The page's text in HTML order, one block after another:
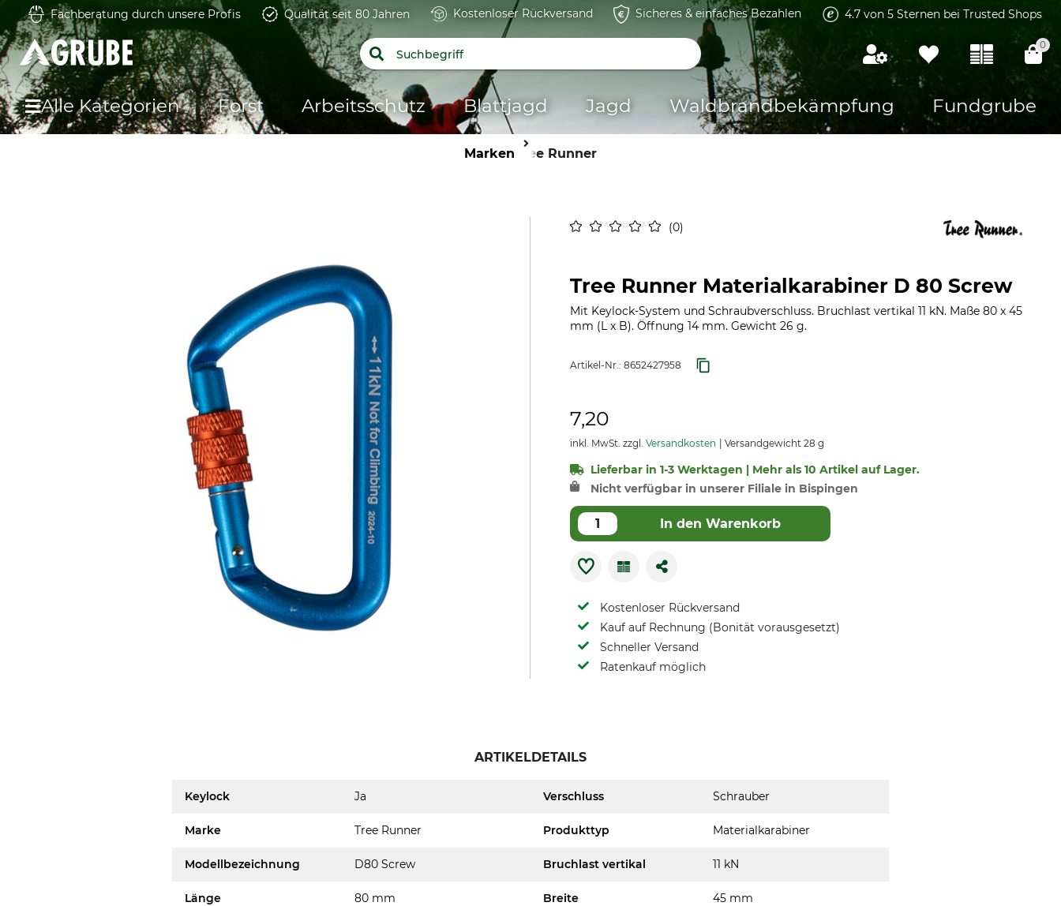
Fachberatung durch unsere Profis Qualität seit 80 Jahren Kostenloser Rückversand Sicheres & einfaches Bezahlen 4.7 von 5 Sternen bei Trusted Shops
0
Alle Kategorien Forst Arbeitsschutz Blattjagd Jagd Waldbrandbekämpfung Fundgrube
Marken Tree Runner
0
Tree Runner Materialkarabiner D 80 Screw
Mit Keylock-System und Schraubverschluss. Bruchlast vertikal 11 kN. Maße 80 x 45
mm (L x B). Öffnung 14 mm. Gewicht 26 g.
Artikel-Nr.: 8652427958
7,20
inkl. MwSt. zzgl. Versandkosten Versandgewicht 28 g
Lieferbar in 1-3 Werktagen | Mehr als 10 Artikel auf Lager.
Nicht verfügbar in unserer Filiale in Bispingen
In den Warenkorb
Kostenloser Rückversand
Kauf auf Rechnung (Bonität vorausgesetzt)
Schneller Versand
Ratenkauf möglich
ARTIKELDETAILS
Keylock Ja Verschluss Schrauber
Marke Tree Runner Produkttyp Materialkarabiner
Modellbezeichnung D80 Screw Bruchlast vertikal 11 kN
Länge 80 mm Breite 45 mm